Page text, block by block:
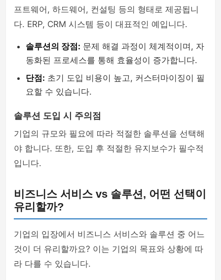
프트웨어, 하드웨어, 컨설팅 등의 형태로 제공됩니
다. ERP, CRM 시스템 등이 대표적인 예입니다.
솔루션의 장점: 문제 해결 과정이 체계적이며, 자
동화된 프로세스를 통해 효율성이 증가합니다.
단점: 초기 도입 비용이 높고, 커스터마이징이 필
요할 수 있습니다.
솔루션 도입 시 주의점
기업의 규모와 필요에 따라 적절한 솔루션을 선택해
야 합니다. 또한, 도입 후 적절한 유지보수가 필수적
입니다.
비즈니스 서비스 vs 솔루션, 어떤 선택이
유리할까?
기업의 입장에서 비즈니스 서비스와 솔루션 중 어느
것이 더 유리할까요? 이는 기업의 목표와 상황에 따
라 다를 수 있습니다.